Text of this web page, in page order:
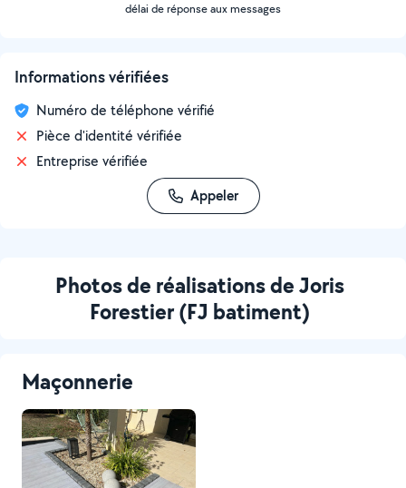
délai de réponse aux messages
Informations vérifiées
Numéro de téléphone vérifié
Pièce d'identité vérifiée
Entreprise vérifiée
Appeler
Photos de réalisations de Joris
Forestier (FJ batiment)
Maçonnerie